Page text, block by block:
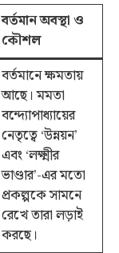
বর্তমান অবস্থা ও
কৌশল
বর্তমানে ক্ষমতায়
আছে। মমতা
বন্দ্যোপাধ্যায়ের
নেতৃত্বে ‘উন্নয়ন’
এবং ‘লক্ষ্মীর
ভাণ্ডার’-এর মতো
প্রকল্পকে সামনে
রেখে তারা লড়াই
করছে।